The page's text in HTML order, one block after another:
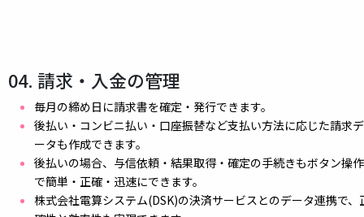
04. 請求・入金の管理
毎月の締め日に請求書を確定・発行できます。
後払い・コンビニ払い・口座振替など支払い方法に応じた請求デ
ータも作成できます。
後払いの場合、与信依頼・結果取得・確定の手続きもボタン操作
で簡単・正確・迅速にできます。
株式会社電算システム(DSK)の決済サービスとのデータ連携で、